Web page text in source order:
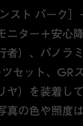
スト パーク
ター＋安心
）、パノラ
セット、GR
）を装着して
の色や照度